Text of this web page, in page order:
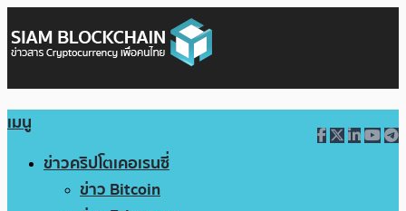
เมนู
ข่าวคริปโตเคอเรนซี่
ข่าว Bitcoin